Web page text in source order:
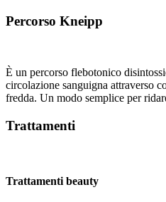
Percorso Kneipp
È un percorso flebotonico
circolazione sanguigna attraverso
fredda. Un modo semplice per
Trattamenti
Trattamenti beauty